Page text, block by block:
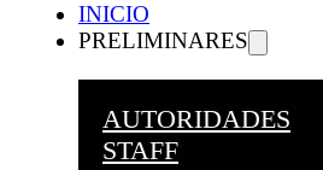
INICIO
PRELIMINARES
AUTORIDADES
STAFF